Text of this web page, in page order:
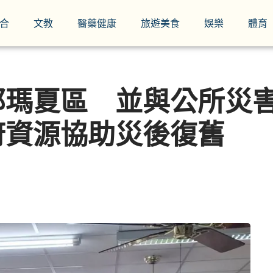
文教 醫藥健康 旅遊美食 娛樂 體育
夏區 並與公所災
源協助災後復舊